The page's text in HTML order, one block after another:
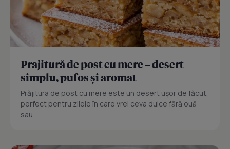
Prajitură de post cu mere – desert
simplu, pufos și aromat
Prăjitura de post cu mere este un desert ușor de făcut,
perfect pentru zilele în care vrei ceva dulce fără ouă
sau...